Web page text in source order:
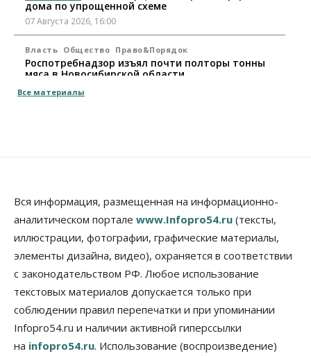
дома по упрощенной схеме
07 Августа 2026, 16:00
Власть Общество Право&Порядок
Роспотребнадзор изъял почти полторы тонны
мяса в Новосибирской области
07 Августа 2026, 15:00
07 Августа 2026, 14:00
Власть
В Новосибирске многодетным семьям вручили
сертификаты на покупку автомобилей
07 Августа 2026, 13:55
Треть автовладельцев в Новосибирской области
«поставили машины на прикол»
07 Августа 2026, 13:00
Все материалы
Вся информация, размещенная на информационно-
аналитическом портале www.Infopro54.ru (тексты,
иллюстрации, фотографии, графические материалы,
элементы дизайна, видео), охраняется в соответствии
с законодательством РФ. Любое использование
текстовых материалов допускается только при
соблюдении правил перепечатки и при упоминании
Infopro54.ru и наличии активной гиперссылки
на infopro54.ru. Использование (воспроизведение)